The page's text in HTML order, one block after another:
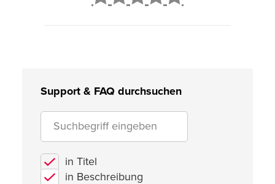
Support & FAQ durchsuchen
in Titel
in Beschreibung